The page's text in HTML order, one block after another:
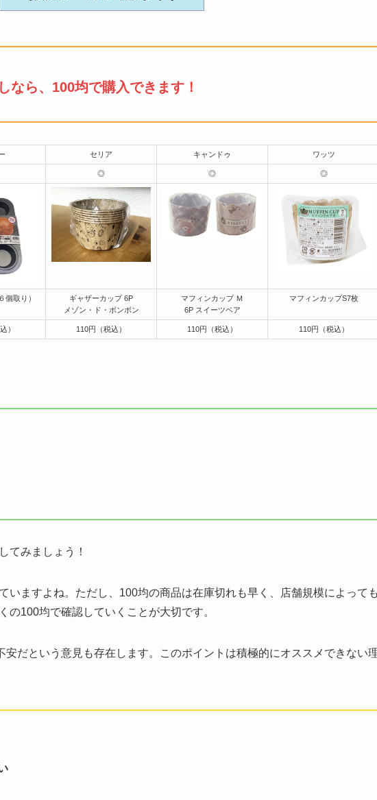
なら、100均で購入できます！
セリア キャンドゥ ワッツ
◎ ◎ ◎
個取り）
ギャザーカップ 6P
メゾン・ド・ボンボン
マフィンカップ Ｍ
6P スイーツベア
マフィンカップS7枚
） 110円（税込） 110円（税込） 110円（税込）
てみましょう！
いますよね。ただし、100均の商品は在庫切れも早く、店舗規模によって
の100均で確認していくことが大切です。
安だという意見も存在します。このポイントは積極的にオススメできない